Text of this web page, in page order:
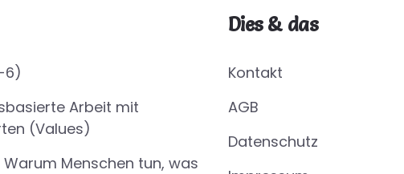
6)
Arbeit mit
(Values)
Menschen tun, was
Dies & das
Kontakt
AGB
Datenschutz